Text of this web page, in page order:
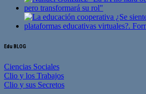
Edu BLOG
Ciencias Sociales
Clio y los Trabajos
Clio y sus Secretos